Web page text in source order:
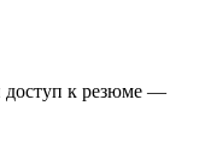
доступ к резюме —